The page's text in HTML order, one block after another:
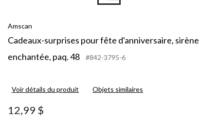
Amscan
Cadeaux-surprises pour fête d'anniversaire, sirène
enchantée, paq. 48
#842-3795-6
Voir détails du produit Objets similaires
12,99 $